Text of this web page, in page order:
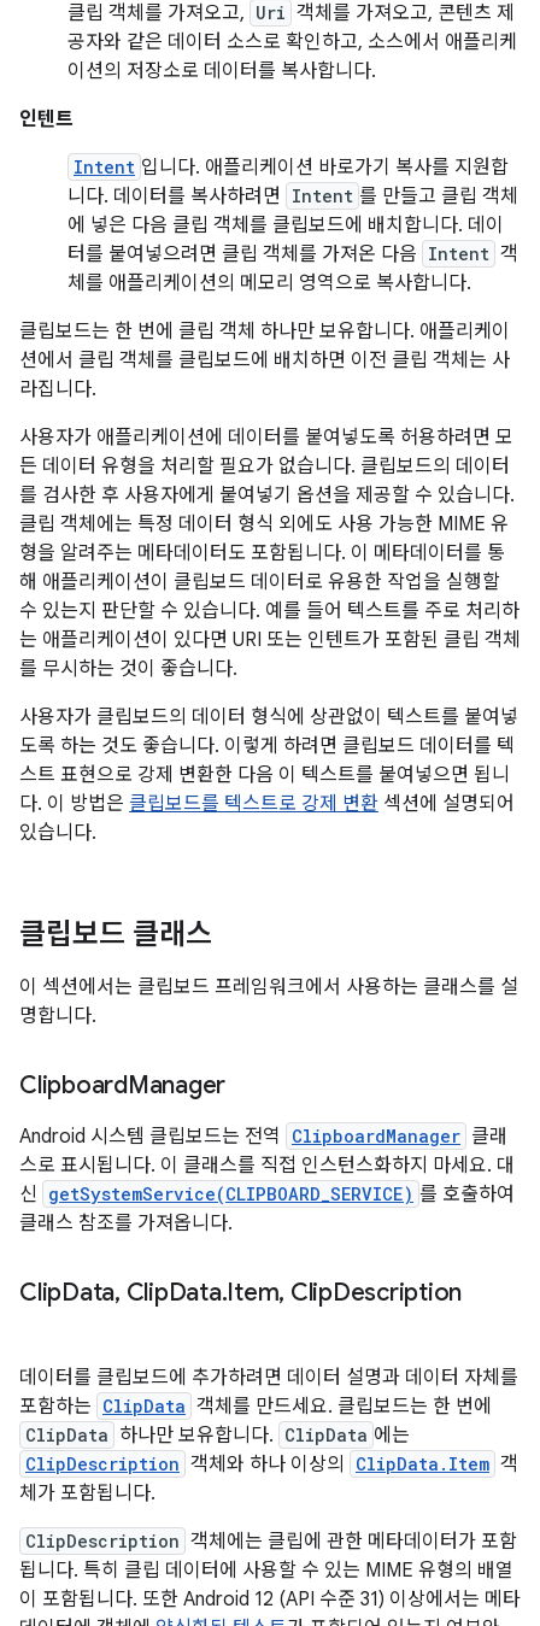
클립 객체를 가져오고, Uri 객체를 가져오고, 콘텐츠 제
공자와 같은 데이터 소스로 확인하고, 소스에서 애플리케
이션의 저장소로 데이터를 복사합니다.
인텐트
Intent 입니다. 애플리케이션 바로가기 복사를 지원합
니다. 데이터를 복사하려면
Intent 를 만들고 클립 객체
에 넣은 다음 클립 객체를 클립보드에 배치합니다. 데이
터를 붙여넣으려면 클립 객체를 가져온 다음 Intent 객
체를 애플리케이션의 메모리 영역으로 복사합니다.
클립보드는 한 번에 클립 객체 하나만 보유합니다. 애플리케이
션에서 클립 객체를 클립보드에 배치하면 이전 클립 객체는 사
라집니다.
사용자가 애플리케이션에 데이터를 붙여넣도록 허용하려면 모
든 데이터 유형을 처리할 필요가 없습니다. 클립보드의 데이터
를 검사한 후 사용자에게 붙여넣기 옵션을 제공할 수 있습니다.
클립 객체에는 특정 데이터 형식 외에도 사용 가능한 MIME 유
형을 알려주는 메타데이터도 포함됩니다. 이 메타데이터를 통
해 애플리케이션이 클립보드 데이터로 유용한 작업을 실행할
수 있는지 판단할 수 있습니다. 예를 들어 텍스트를 주로 처리하
는 애플리케이션이 있다면 URI 또는 인텐트가 포함된 클립 객체
를 무시하는 것이 좋습니다.
사용자가 클립보드의 데이터 형식에 상관없이 텍스트를 붙여넣
도록 하는 것도 좋습니다. 이렇게 하려면 클립보드 데이터를 텍
스트 표현으로 강제 변환한 다음 이 텍스트를 붙여넣으면 됩니
다. 이 방법은 클립보드를 텍스트로 강제 변환 섹션에 설명되어
있습니다.
클립보드 클래스
이 섹션에서는 클립보드 프레임워크에서 사용하는 클래스를 설
명합니다.
ClipboardManager
Android 시스템 클립보드는 전역 ClipboardManager 클래
스로 표시됩니다. 이 클래스를 직접 인스턴스화하지 마세요. 대
신 getSystemService(CLIPBOARD_SERVICE) 를 호출하여
클래스 참조를 가져옵니다.
ClipData, ClipData.Item, ClipDescription
데이터를 클립보드에 추가하려면 데이터 설명과 데이터 자체를
포함하는 ClipData 객체를 만드세요. 클립보드는 한 번에
ClipData 하나만 보유합니다. ClipData 에는
ClipDescription 객체와 하나 이상의 ClipData.Item 객
체가 포함됩니다.
ClipDescription 객체에는 클립에 관한 메타데이터가 포함
됩니다. 특히 클립 데이터에 사용할 수 있는 MIME 유형의 배열
이 포함됩니다. 또한 Android 12 (API 수준 31) 이상에서는 메타